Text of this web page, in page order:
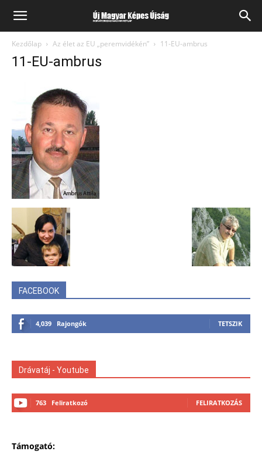
Kezdőlap Az élet az EU „peremvidékén” 11-EU-ambrus
11-EU-ambrus
FACEBOOK
4,039 Rajongók TETSZIK
Drávatáj - Youtube
763 Feliratkozó FELIRATKOZÁS
Támogató: